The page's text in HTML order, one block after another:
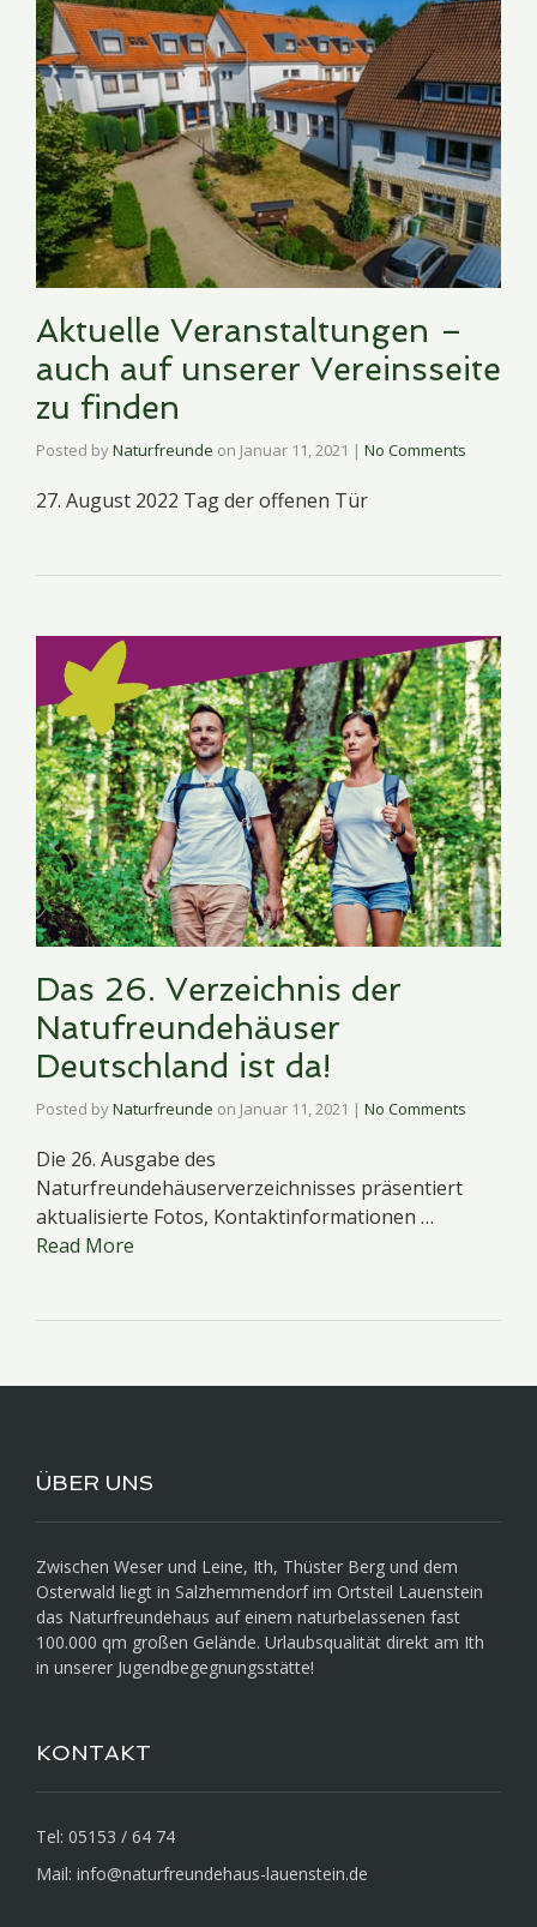
Aktuelle Veranstaltungen –
auch auf unserer Vereinsseite
zu finden
Posted byNaturfreunde on Januar 11, 2021 | No Comments
27. August 2022 Tag der offenen Tür
Das 26. Verzeichnis der
Natufreundehäuser
Deutschland ist da!
Posted byNaturfreunde on Januar 11, 2021 | No Comments
Die 26. Ausgabe des
Naturfreundehäuserverzeichnisses präsentiert
aktualisierte Fotos, Kontaktinformationen …
Read More
ÜBER UNS
Zwischen Weser und Leine, Ith, Thüster Berg und dem
Osterwald liegt in Salzhemmendorf im Ortsteil Lauenstein
das Naturfreundehaus auf einem naturbelassenen fast
100.000 qm großen Gelände. Urlaubsqualität direkt am Ith
in unserer Jugendbegegnungsstätte!
KONTAKT
Tel: 05153 / 64 74
Mail: info@naturfreundehaus-lauenstein.de